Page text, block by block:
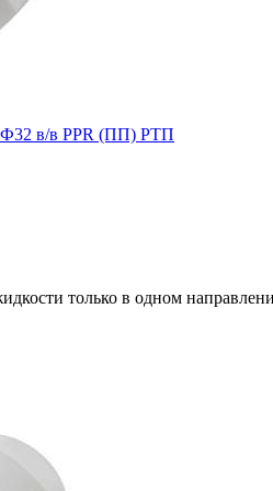
в/в PPR (ПП) РТП
только в одном